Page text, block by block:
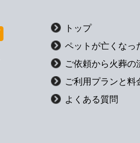
トップ
ペットが亡くなっ
ご依頼から火葬の
ご利用プランと料
よくある質問